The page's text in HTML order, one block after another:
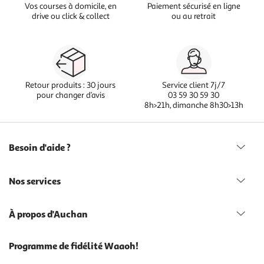
Vos courses à domicile, en
drive ou click & collect
Paiement sécurisé en ligne
ou au retrait
Retour produits : 30 jours
pour changer d’avis
Service client 7j/7
03 59 30 59 30
8h>21h, dimanche 8h30>13h
Besoin d'aide ?
Nos services
À propos d'Auchan
Programme de fidélité Waaoh!